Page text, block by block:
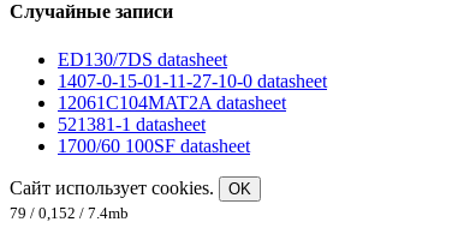
Случайные записи
ED130/7DS datasheet
1407-0-15-01-11-27-10-0 datasheet
12061C104MAT2A datasheet
521381-1 datasheet
1700/60 100SF datasheet
Сайт использует cookies.
OK
79 / 0,152 / 7.4mb